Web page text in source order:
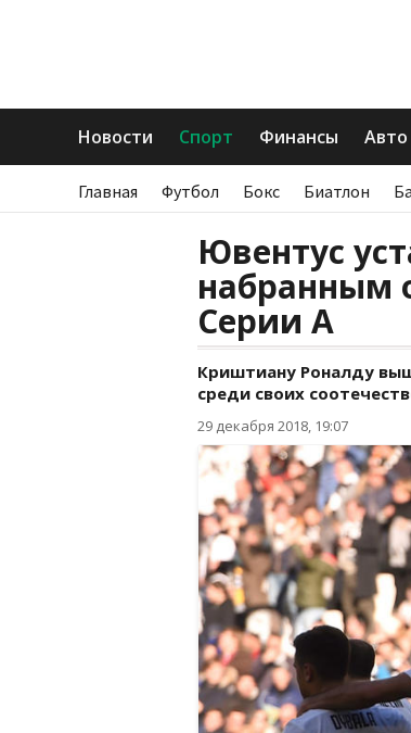
Новости Спорт Финансы Авто
Главная Футбол Бокс Биатлон
Ювентус
набранным
Серии А
Криштиану Роналду
среди своих
29 декабря 2018, 19:07